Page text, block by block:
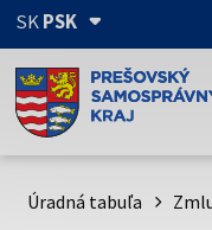
SKPSK
Doména psk.sk je
Toto je oficiálna
psk.sk.
Úradná tabuľa